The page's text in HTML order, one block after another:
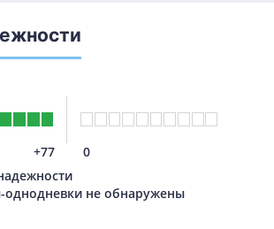
+77
0
не обнаружены